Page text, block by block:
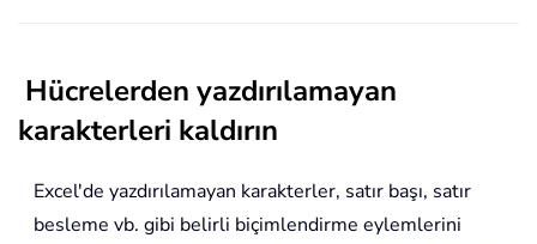
Hücrelerden yazdırılamayan
karakterleri kaldırın
Excel'de yazdırılamayan karakterler, satır başı, satır
besleme vb. gibi belirli biçimlendirme eylemlerini